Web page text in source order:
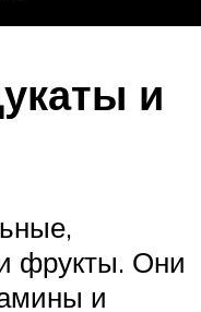
и
фрукты. Они
и